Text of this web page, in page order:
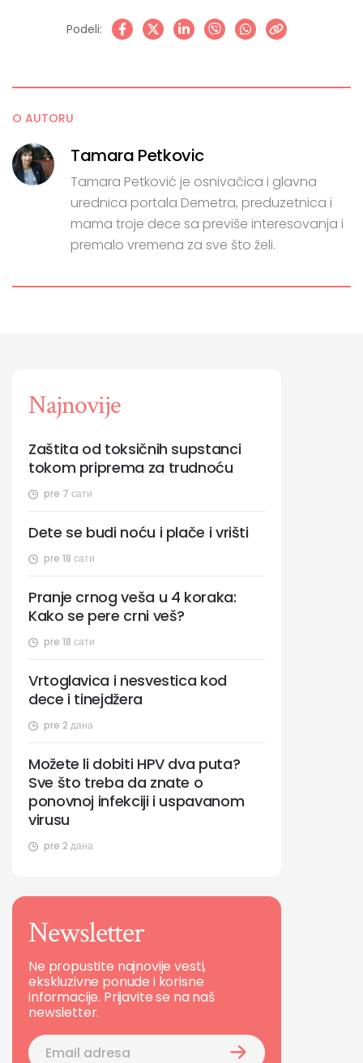
Podeli:
O AUTORU
Tamara Petkovic
Tamara Petković je osnivačica i glavna
urednica portala Demetra, preduzetnica i
mama troje dece sa previše interesovanja i
premalo vremena za sve što želi.
Najnovije
pre 7 сати
Zaštita od toksičnih supstanci
tokom priprema za trudnoću
pre 18 сати
Dete se budi noću i plače i vrišti
pre 18 сати
Pranje crnog veša u 4 koraka:
Kako se pere crni veš?
pre 2 дана
Vrtoglavica i nesvestica kod
dece i tinejdžera
pre 2 дана
Možete li dobiti HPV dva puta?
Sve što treba da znate o
ponovnoj infekciji i uspavanom
virusu
Newsletter
Ne propustite najnovije vesti,
ekskluzivne ponude i korisne
informacije. Prijavite se na naš
newsletter.